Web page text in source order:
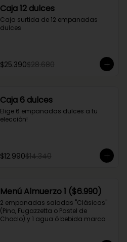
Caja 12 dulces
Caja surtida de 12 empanadas
dulces
$25.390$28.680
Caja 6 dulces
Elige 6 empanadas dulces a tu
elección!
$12.990$14.340
Menú Almuerzo 1 ($6.990)
2 empanadas saladas "Clásicas"
(Pino, Fugazzetta o Pastel de
Choclo) y 1 agua ó bebida marca